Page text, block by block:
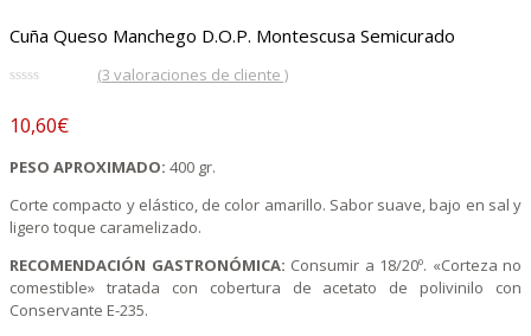
Cuña Queso Manchego D.O.P. Montescusa Semicurado
basado
valoración
de
(3 valoraciones de cliente )
10,60€
PESO APROXIMADO: 400 gr.
Corte compacto y elástico, de color amarillo. Sabor suave, bajo en sal y
ligero toque caramelizado.
RECOMENDACIÓN GASTRONÓMICA: Consumir a 18/20º. «Corteza no
comestible» tratada con cobertura de acetato de polivinilo con
Conservante E-235.